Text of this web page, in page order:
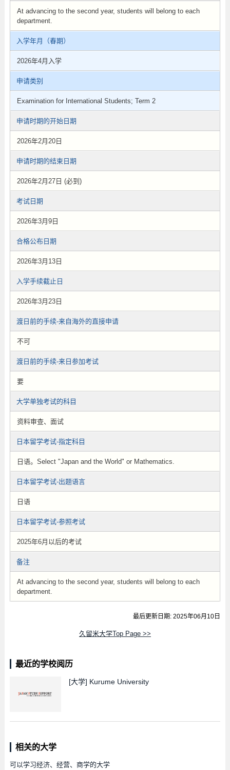
At advancing to the second year, students will belong to each
department.
入学年月（春期）
2026年4月入学
申请类别
Examination for International Students; Term 2
申请时期的开始日期
2026年2月20日
申请时期的结束日期
2026年2月27日 (必到)
考试日期
2026年3月9日
合格公布日期
2026年3月13日
入学手续截止日
2026年3月23日
渡日前的手续-来自海外的直接申请
不可
渡日前的手续-来日参加考试
要
大学单独考试的科目
资料审查、面试
日本留学考试-指定科目
日语。Select "Japan and the World" or Mathematics.
日本留学考试-出题语言
日语
日本留学考试-参照考试
2025年6月以后的考试
备注
At advancing to the second year, students will belong to each
department.
最后更新日期: 2025年06月10日
久留米大学Top Page >>
最近的学校阅历
[大学] Kurume University
相关的大学
可以学习经济、经营、商学的大学